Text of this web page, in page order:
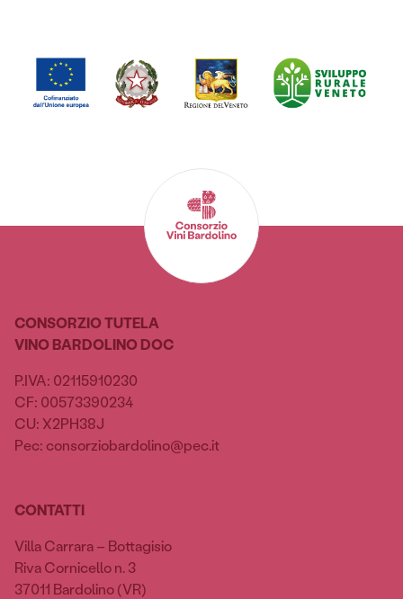
CONSORZIO TUTELA
VINO BARDOLINO DOC
P.IVA: 02115910230
CF: 00573390234
CU: X2PH38J
Pec: consorziobardolino@pec.it
CONTATTI
Villa Carrara – Bottagisio
Riva Cornicello n. 3
37011 Bardolino (VR)